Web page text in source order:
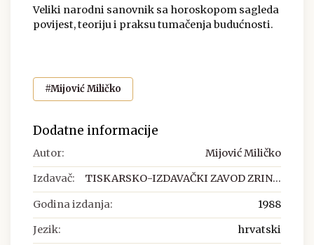
Veliki narodni sanovnik sa horoskopom sagleda
povijest, teoriju i praksu tumačenja budućnosti.
#Mijović Miličko
Dodatne informacije
Autor: Mijović Miličko
Izdavač: TISKARSKO-IZDAVAČKI ZAVOD ZRIN...
Godina izdanja: 1988
Jezik: hrvatski